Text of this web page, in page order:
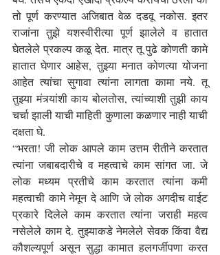
तो पूर्ण करण्यात अजिबात वेळ दडवू नकोस. इतर
राजांना तुझे यशस्वीरीत्या पूर्ण झालेले व हातात
घेतलेले प्रकल्प कळू देत. मात्र तू पुढे कोणती कामे
हातात घेणार आहेस, तुझ्या मनात कोणत्या योजना
आहेत त्यांचा सुगावा त्यांना लागता कामा नये. तू
तुझ्या मंत्र्यांशी काय बोलतोस, त्यांच्याशी तुझी काय
चर्चा झाली याची माहिती कुणाला कळणार नाही याची
दक्षता घे.
“भरता! जी लोक आपले काम उत्तम रीतीने करतात
त्यांना जबाबदारीचे व महत्वाचे काम सांगत जा. जे
लोक मध्यम प्रतीचे काम करतात त्यांना कमी
महत्वाची कामे नेमून दे आणि जे लोक अगदीच वाईट
प्रकारे दिलेले काम करतात त्यांना जराही महत्व
नसेलेले काम दे. तुझ्याकडे नेमलेले सेवक किंवा वैद्य
कौशल्यपूर्ण असून सुद्धा कामात हलगर्जीपणा करत